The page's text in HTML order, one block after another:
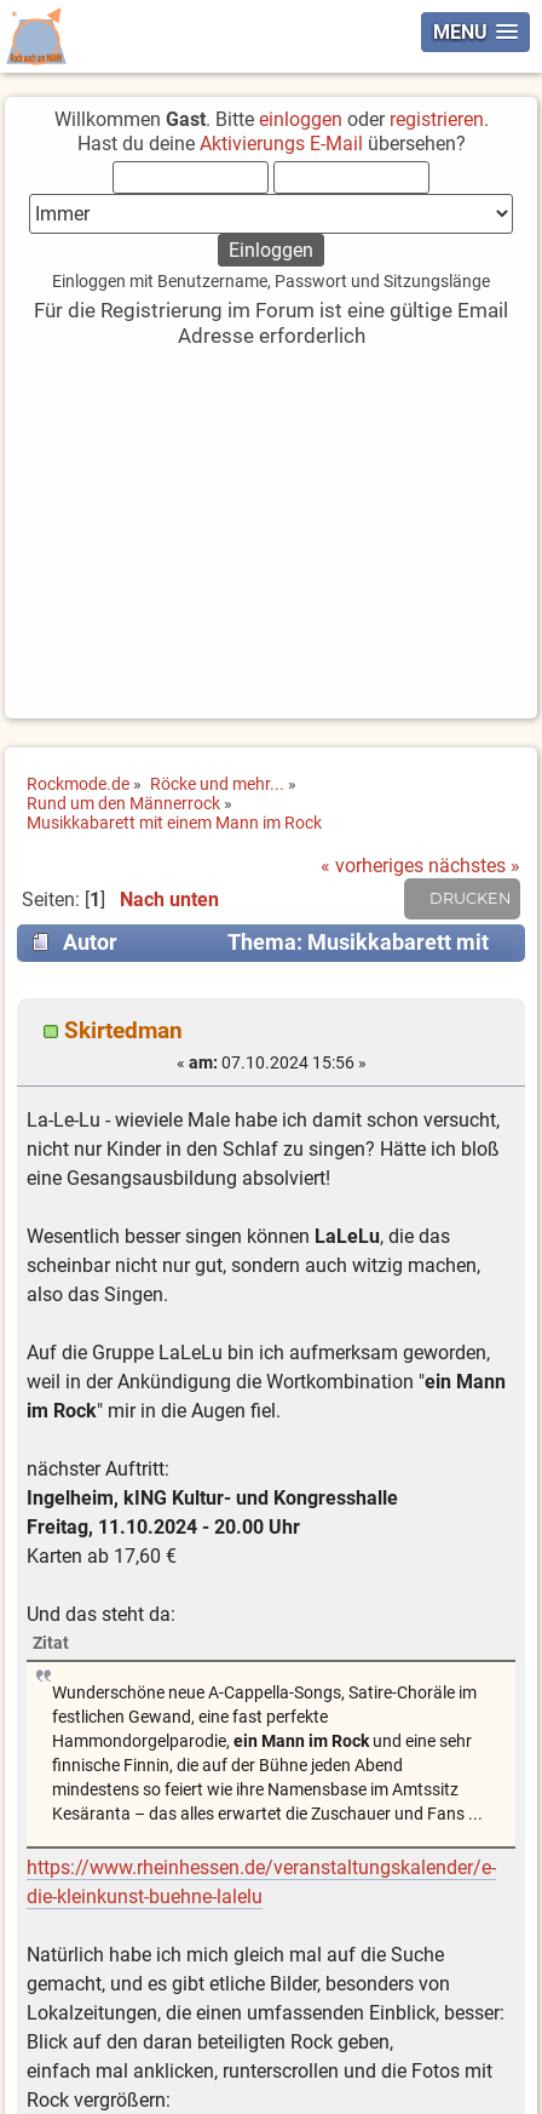
MENU
Willkommen Gast. Bitte einloggen oder registrieren.
Hast du deine Aktivierungs E-Mail übersehen?
Einloggen mit Benutzername, Passwort und Sitzungslänge
Für die Registrierung im Forum ist eine gültige Email
Adresse erforderlich
Rockmode.de » Röcke und mehr... »
Rund um den Männerrock »
Musikkabarett mit einem Mann im Rock
« vorheriges nächstes »
DRUCKEN
Seiten: [1] Nach unten
Autor
Thema: Musikkabarett mit
Skirtedman
« am: 07.10.2024 15:56 »
La-Le-Lu - wieviele Male habe ich damit schon versucht,
nicht nur Kinder in den Schlaf zu singen? Hätte ich bloß
eine Gesangsausbildung absolviert!
Wesentlich besser singen können LaLeLu, die das
scheinbar nicht nur gut, sondern auch witzig machen,
also das Singen.
Auf die Gruppe LaLeLu bin ich aufmerksam geworden,
weil in der Ankündigung die Wortkombination "ein Mann
im Rock" mir in die Augen fiel.
nächster Auftritt:
Ingelheim, kING Kultur- und Kongresshalle
Freitag, 11.10.2024 - 20.00 Uhr
Karten ab 17,60 €
Und das steht da:
Zitat
Wunderschöne neue A-Cappella-Songs, Satire-Choräle im
festlichen Gewand, eine fast perfekte
Hammondorgelparodie, ein Mann im Rockund eine sehr
finnische Finnin, die auf der Bühne jeden Abend
mindestens so feiert wie ihre Namensbase im Amtssitz
Kesäranta – das alles erwartet die Zuschauer und Fans ...
https://www.rheinhessen.de/veranstaltungskalender/e-
die-kleinkunst-buehne-lalelu
Natürlich habe ich mich gleich mal auf die Suche
gemacht, und es gibt etliche Bilder, besonders von
Lokalzeitungen, die einen umfassenden Einblick, besser:
Blick auf den daran beteiligten Rock geben,
einfach mal anklicken, runterscrollen und die Fotos mit
Rock vergrößern: